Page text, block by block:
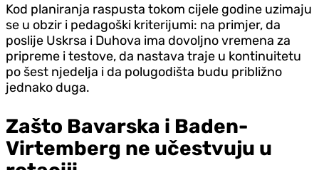
Kod planiranja raspusta tokom cijele godine uzimaju
se u obzir i pedagoški kriterijumi: na primjer, da
poslije Uskrsa i Duhova ima dovoljno vremena za
pripreme i testove, da nastava traje u kontinuitetu
po šest njedelja i da polugodišta budu približno
jednako duga.
Zašto Bavarska i Baden-
Virtemberg ne učestvuju u